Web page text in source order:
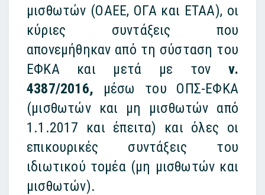
μισθωτών (ΟΑΕΕ, ΟΓΑ και ΕΤΑΑ), οι
κύριες συντάξεις που
απονεμήθηκαν από τη σύσταση του
ΕΦΚΑ και μετά με τον ν.
4387/2016, μέσω του ΟΠΣ-ΕΦΚΑ
(μισθωτών και μη μισθωτών από
1.1.2017 και έπειτα) και όλες οι
επικουρικές συντάξεις του
ιδιωτικού τομέα (μη μισθωτών και
μισθωτών).